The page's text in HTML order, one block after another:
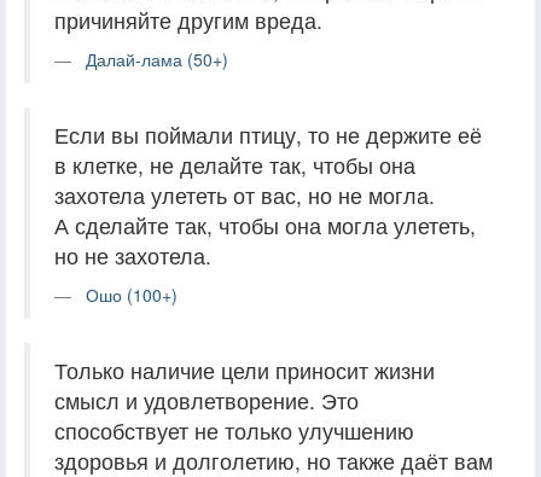
причиняйте другим вреда.
Далай-лама (50+)
Если вы поймали птицу, то не держите её
в клетке, не делайте так, чтобы она
захотела улететь от вас, но не могла.
А сделайте так, чтобы она могла улететь,
но не захотела.
Ошо (100+)
Только наличие цели приносит жизни
смысл и удовлетворение. Это
способствует не только улучшению
здоровья и долголетию, но также даёт вам